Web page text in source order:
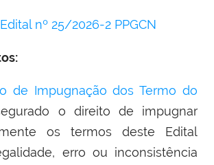
Edital nº 25/2026-2 PPGCN
de Impugnação dos Termo do
o direito de impugnar
os termos deste Edital
erro ou inconsistência